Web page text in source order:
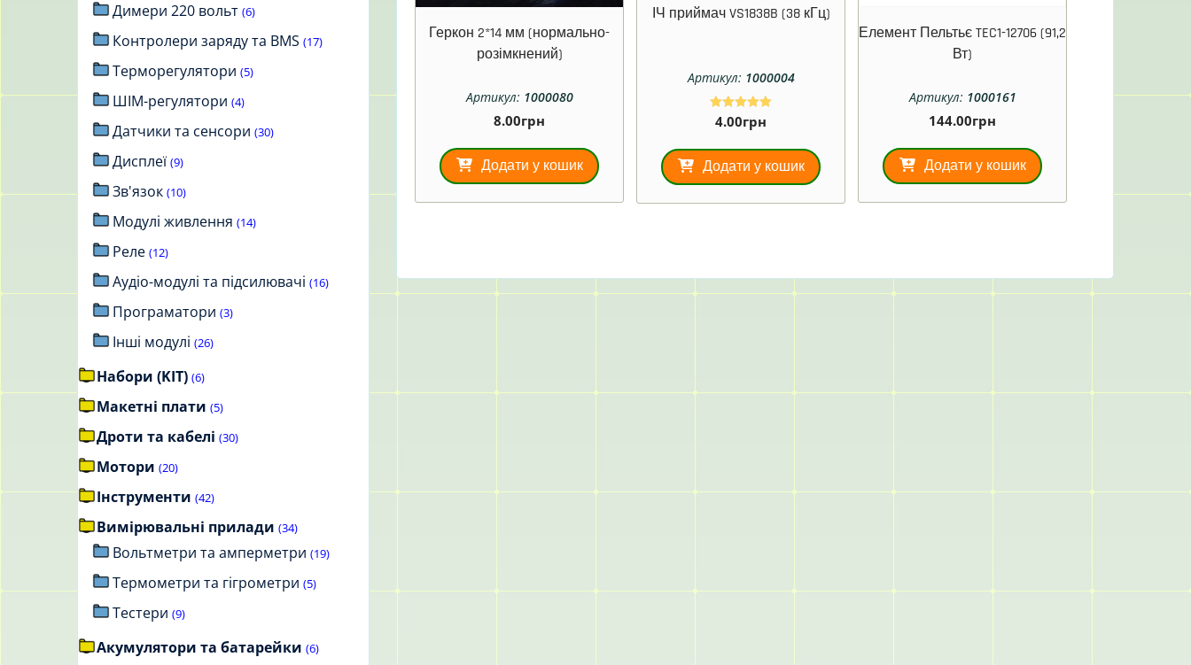
Геркон 2*14 мм (нормально-
розімкнений)
Артикул: 1000080
8.00грн
Додати у кошик
ІЧ приймач VS1838B (38 кГц)
Артикул: 1000004
Оцінено в
5.00
4.00грн
Додати у кошик
Елемент Пельтьє TEC1-12706 (91,2
Вт)
Артикул: 1000161
144.00грн
Додати у кошик
Димери 220 вольт (6)
Контролери заряду та BMS (17)
Терморегулятори (5)
ШІМ-регулятори (4)
Датчики та сенсори (30)
Дисплеї (9)
Зв'язок (10)
Модулі живлення (14)
Реле (12)
Аудіо-модулі та підсилювачі (16)
Програматори (3)
Інші модулі (26)
Набори (KIT) (6)
Макетні плати (5)
Дроти та кабелі (30)
Мотори (20)
Інструменти (42)
Вимірювальні прилади (34)
Вольтметри та амперметри (19)
Термометри та гігрометри (5)
Тестери (9)
Акумулятори та батарейки (6)